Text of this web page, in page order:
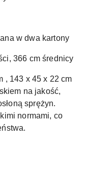
w dwa kartony
366 cm średnicy
, 143 x 45 x 22 cm
na jakość,
sprężyn.
normami, co